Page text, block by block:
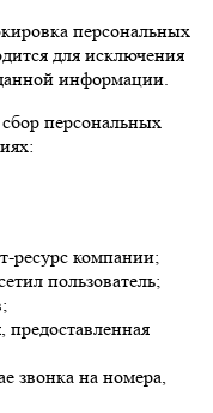
персональных
для исключения
информации.
персональных
ресурс компании;
пользователь;
предоставленная
звонка на номера,